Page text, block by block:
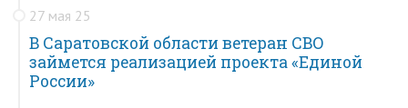
27 мая 25
В Саратовской области ветеран СВО
займется реализацией проекта «Единой
России»